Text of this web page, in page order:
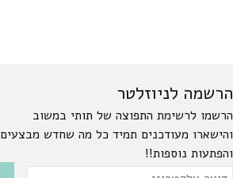
הרשמה לניוזלטר
הרשמו לרשימת התפוצה של תותי במשוב
והישארו מעודכנים תמיד כל מה שחדש מבצעים
והפתעות נוספות!!